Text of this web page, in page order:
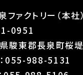
ファクトリー（本社
0951
駿東郡長泉町桜
055-988-5131